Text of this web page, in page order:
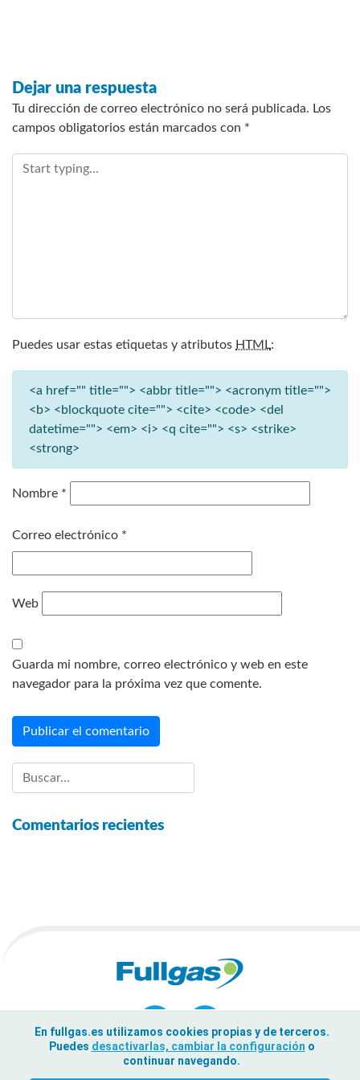
Dejar una respuesta
Tu dirección de correo electrónico no será publicada. Los
campos obligatorios están marcados con *
Puedes usar estas etiquetas y atributos HTML:
<a href="" title=""> <abbr title=""> <acronym title="">
<b> <blockquote cite=""> <cite> <code> <del
datetime=""> <em> <i> <q cite=""> <s> <strike>
<strong>
Nombre *
Correo electrónico *
Web
Guarda mi nombre, correo electrónico y web en este
navegador para la próxima vez que comente.
Comentarios recientes
© Fullgas 2026| Aviso legal
En fullgas.es utilizamos cookies propias y de terceros.
Puedes desactivarlas, cambiar la configuración o
continuar navegando.